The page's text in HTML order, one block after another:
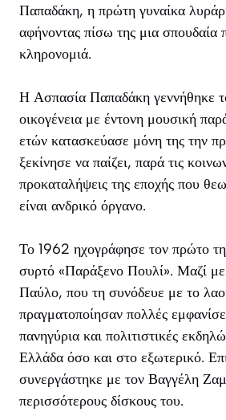
Παπαδάκη, η πρώτη γυναίκα
αφήνοντας πίσω της μια σπουδαία
κληρονομιά.
Η Ασπασία Παπαδάκη γεννήθηκε
οικογένεια με έντονη μουσική
ετών κατασκεύασε μόνη της την
ξεκίνησε να παίζει, παρά τις
προκαταλήψεις της εποχής που
είναι ανδρικό όργανο.
Το 1962 ηχογράφησε τον πρώτο
συρτό «Παράξενο Πουλί». Μαζί
Παύλο, που τη συνόδευε με το
πραγματοποίησαν πολλές
πανηγύρια και πολιτιστικές
Ελλάδα όσο και στο εξωτερικό.
συνεργάστηκε με τον Βαγγέλη
περισσότερους δίσκους του.